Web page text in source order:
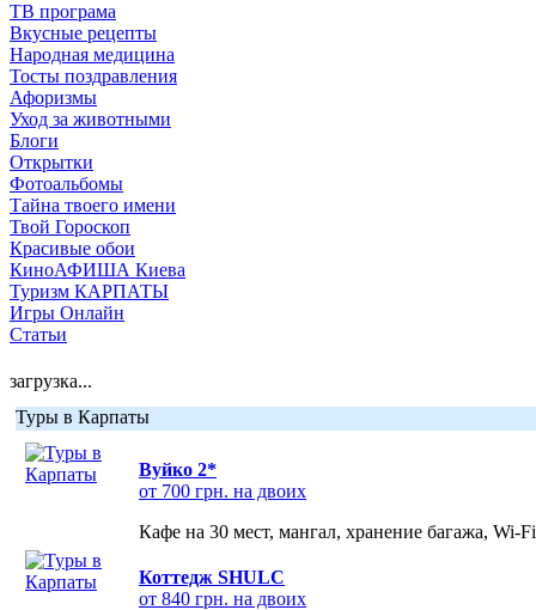
ТВ програма
Вкусные рецепты
Народная медицина
Тосты поздравления
Афоризмы
Уход за животными
Блоги
Открытки
Фотоальбомы
Тайна твоего имени
Твой Гороскоп
Красивые обои
КиноАФИША Киева
Туризм КАРПАТЫ
Игры Онлайн
Статьи
загрузка...
Туры в Карпаты
Вуйко 2*
от 700 грн. на двоих
Кафе на 30 мест, мангал, хранение багажа, Wi-
Коттедж SHULC
от 840 грн. на двоих